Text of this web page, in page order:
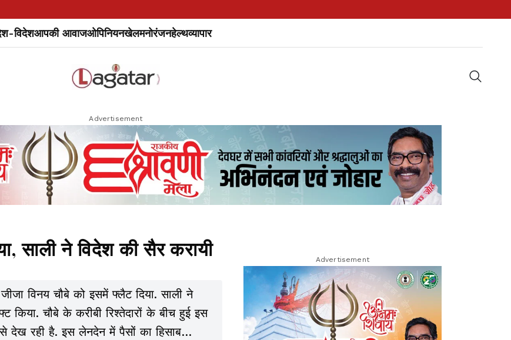
विदेशआपकी आवाजओपिनियनखेलमनोरंजनहेल्थव्यापार
Advertisement
साली ने विदेश की सैर करायी
विनय चौबे को इसमें फ्लैट दिया. साली ने
किया. चौबे के करीबी रिश्तेदारों के बीच हुई इस
रही है. इस लेनदेन में पैसों का हिसाब
Advertisement